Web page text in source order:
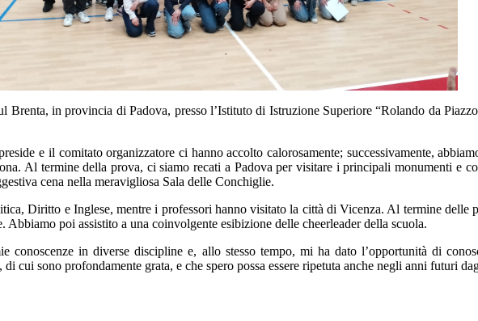
in provincia di Padova, presso l’Istituto di Istruzione Superiore “Rolando da
e il comitato organizzatore ci hanno accolto calorosamente; successivamente,
Al termine della prova, ci siamo recati a Padova per visitare i principali monumenti e
cena nella meravigliosa Sala delle Conchiglie.
Diritto e Inglese, mentre i professori hanno visitato la città di Vicenza. Al termine delle
poi assistito a una coinvolgente esibizione delle cheerleader della scuola.
conoscenze in diverse discipline e, allo stesso tempo, mi ha dato l’opportunità di
cui sono profondamente grata, e che spero possa essere ripetuta anche negli anni futuri